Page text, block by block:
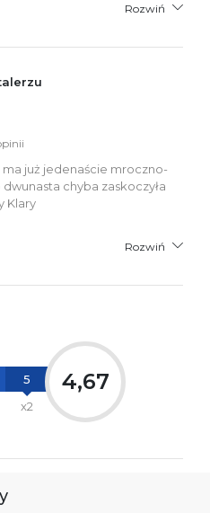
Rozwiń
już jedenaście mroczno-
chyba zaskoczyła
Klary
Rozwiń
5
x2
4,67